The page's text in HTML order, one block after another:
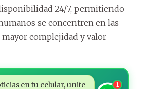
24/7, permitiendo
se concentren en las
complejidad y valor
en tu celular, unite
1